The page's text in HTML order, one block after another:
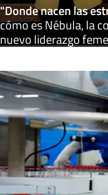
"Donde nacen las
cómo es Nébula, la
nuevo liderazgo